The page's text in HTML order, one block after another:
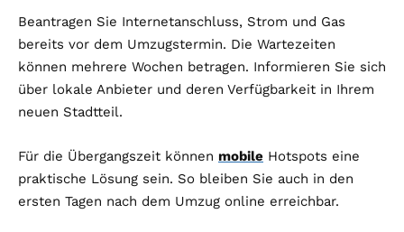
Beantragen Sie Internetanschluss, Strom und Gas
bereits vor dem Umzugstermin. Die Wartezeiten
können mehrere Wochen betragen. Informieren Sie sich
über lokale Anbieter und deren Verfügbarkeit in Ihrem
neuen Stadtteil.
Für die Übergangszeit können mobile Hotspots eine
praktische Lösung sein. So bleiben Sie auch in den
ersten Tagen nach dem Umzug online erreichbar.